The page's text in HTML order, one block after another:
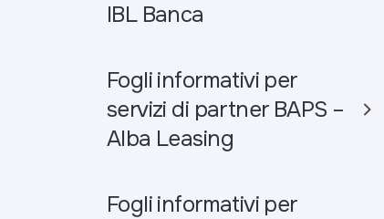
IBL Banca
Fogli informativi per
servizi di partner BAPS –
Alba Leasing
Fogli informativi per